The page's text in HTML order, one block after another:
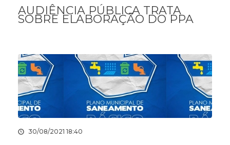
AUDIÊNCIA PÚBLICA TRATA
SOBRE ELABORAÇÃO DO PPA
30/08/2021 18:40